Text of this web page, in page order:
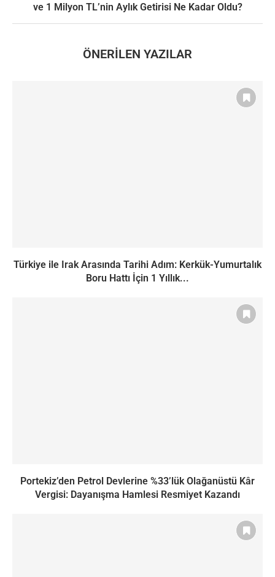
ve 1 Milyon TL’nin Aylık Getirisi Ne Kadar Oldu?
ÖNERILEN YAZILAR
Türkiye ile Irak Arasında Tarihi Adım: Kerkük-Yumurtalık
Boru Hattı İçin 1 Yıllık...
Portekiz’den Petrol Devlerine %33’lük Olağanüstü Kâr
Vergisi: Dayanışma Hamlesi Resmiyet Kazandı